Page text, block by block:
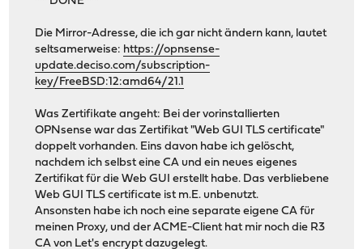
Die Mirror-Adresse, die ich gar nicht ändern kann, lautet
seltsamerweise: https://opnsense-
update.deciso.com/subscription-
key/FreeBSD:12:amd64/21.1
Was Zertifikate angeht: Bei der vorinstallierten
OPNsense war das Zertifikat "Web GUI TLS certificate"
doppelt vorhanden. Eins davon habe ich gelöscht,
nachdem ich selbst eine CA und ein neues eigenes
Zertifikat für die Web GUI erstellt habe. Das verbliebene
Web GUI TLS certificate ist m.E. unbenutzt.
Ansonsten habe ich noch eine separate eigene CA für
meinen Proxy, und der ACME-Client hat mir noch die R3
CA von Let's encrypt dazugelegt.